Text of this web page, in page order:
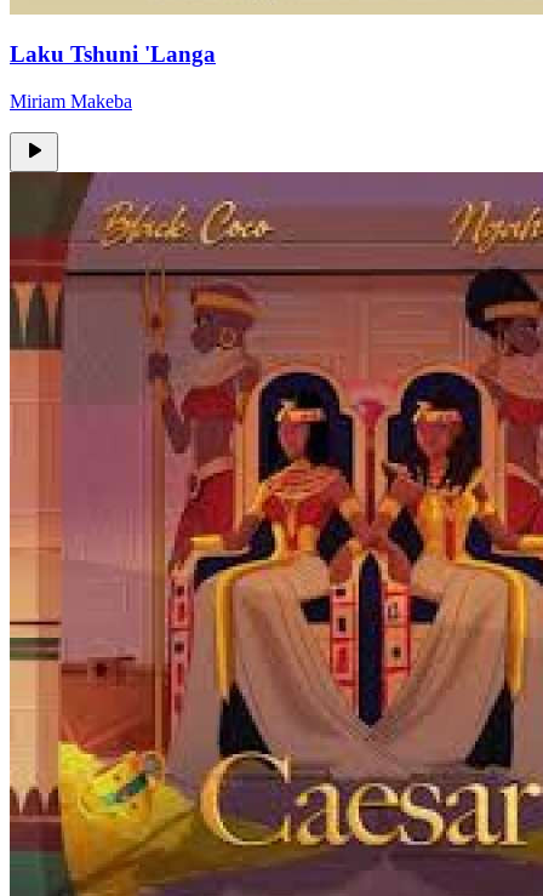
Laku Tshuni 'Langa
Miriam Makeba